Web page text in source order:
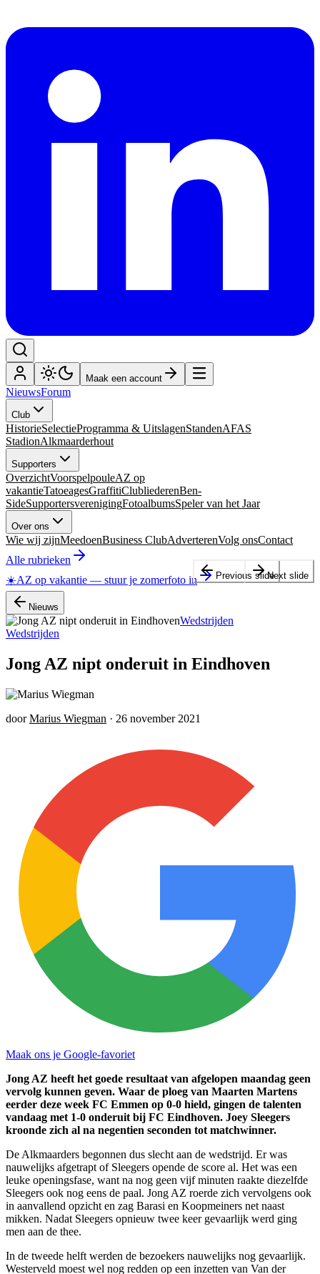
Maak een account
NieuwsForum
Club
HistorieSelectieProgramma & UitslagenStandenAFAS
StadionAlkmaarderhout
Supporters
OverzichtVoorspelpouleAZ op
vakantieTatoeagesGraffitiClubliederenBen-
SideSupportersverenigingFotoalbumsSpeler van het Jaar
Over ons
Wie wij zijnMeedoenBusiness ClubAdverterenVolg onsContact
Alle rubrieken
☀️AZ op vakantie — stuur je zomerfoto in
Nieuws
Wedstrijden
Wedstrijden
Jong AZ nipt onderuit in Eindhoven
door Marius Wiegman · 26 november 2021
Maak ons je Google-favoriet
Jong AZ heeft het goede resultaat van afgelopen maandag geen
vervolg kunnen geven. Waar de ploeg van Maarten Martens
eerder deze week FC Emmen op 0-0 hield, gingen de talenten
vandaag met 1-0 onderuit bij FC Eindhoven. Joey Sleegers
kroonde zich al na negentien seconden tot matchwinner.
De Alkmaarders begonnen dus slecht aan de wedstrijd. Er was
nauwelijks afgetrapt of Sleegers opende de score al. Het was een
leuke openingsfase, want na nog geen vijf minuten raakte diezelfde
Sleegers ook nog eens de paal. Jong AZ roerde zich vervolgens ook
in aanvallend opzicht en zag Barasi en Koopmeiners net naast
mikken. Nadat Sleegers opnieuw twee keer gevaarlijk werd ging
men aan de thee.
In de tweede helft werden de bezoekers nauwelijks nog gevaarlijk.
Westerveld moest wel nog redden op een inzetten van Van der
Previous slideNext slide